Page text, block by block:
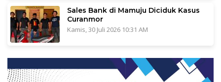
Sales Bank di Mamuju Diciduk Kasus
Curanmor
Kamis, 30 Juli 2026 10:31 AM